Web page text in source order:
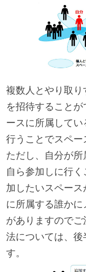
複数人とやり取
を招待すること
ースに所属して
行うことでスペー
ただし、自分が
自ら参加しに行
加したいスペー
に所属する誰か
がありますので
法については、後
す。